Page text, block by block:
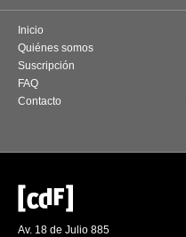
Inicio
Quiénes somos
Suscripción
FAQ
Contacto
Av. 18 de Julio 885